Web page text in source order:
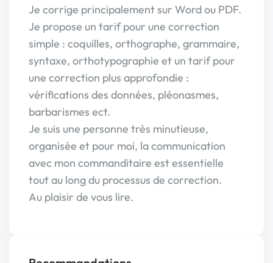
Je corrige principalement sur Word ou PDF.
Je propose un tarif pour une correction
simple : coquilles, orthographe, grammaire,
syntaxe, orthotypographie et un tarif pour
une correction plus approfondie :
vérifications des données, pléonasmes,
barbarismes ect.
Je suis une personne très minutieuse,
organisée et pour moi, la communication
avec mon commanditaire est essentielle
tout au long du processus de correction.
Au plaisir de vous lire.